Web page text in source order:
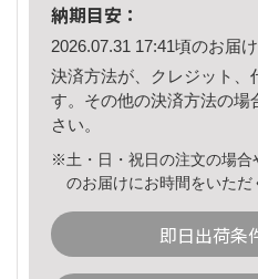
納期目安：
2026.07.31 17:41頃のお届け
決済方法が、クレジット、
す。その他の決済方法の場
さい。
※土・日・祝日の注文の場合
のお届けにお時間をいただ
即日出荷条